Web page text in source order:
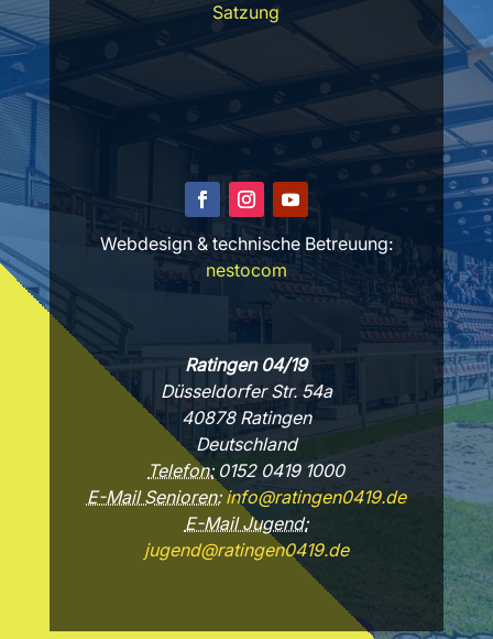
Satzung
Webdesign & technische Betreuung:
nestocom
Ratingen 04/19
Düsseldorfer Str. 54a
40878 Ratingen
Deutschland
Telefon:0152 0419 1000
E-Mail Senioren:info@ratingen0419.de
E-Mail Jugend:
jugend@ratingen0419.de